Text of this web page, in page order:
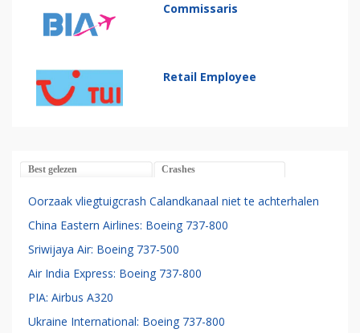
Commissaris
Retail Employee
Best gelezen Crashes
Oorzaak vliegtuigcrash Calandkanaal niet te achterhalen
China Eastern Airlines: Boeing 737-800
Sriwijaya Air: Boeing 737-500
Air India Express: Boeing 737-800
PIA: Airbus A320
Ukraine International: Boeing 737-800